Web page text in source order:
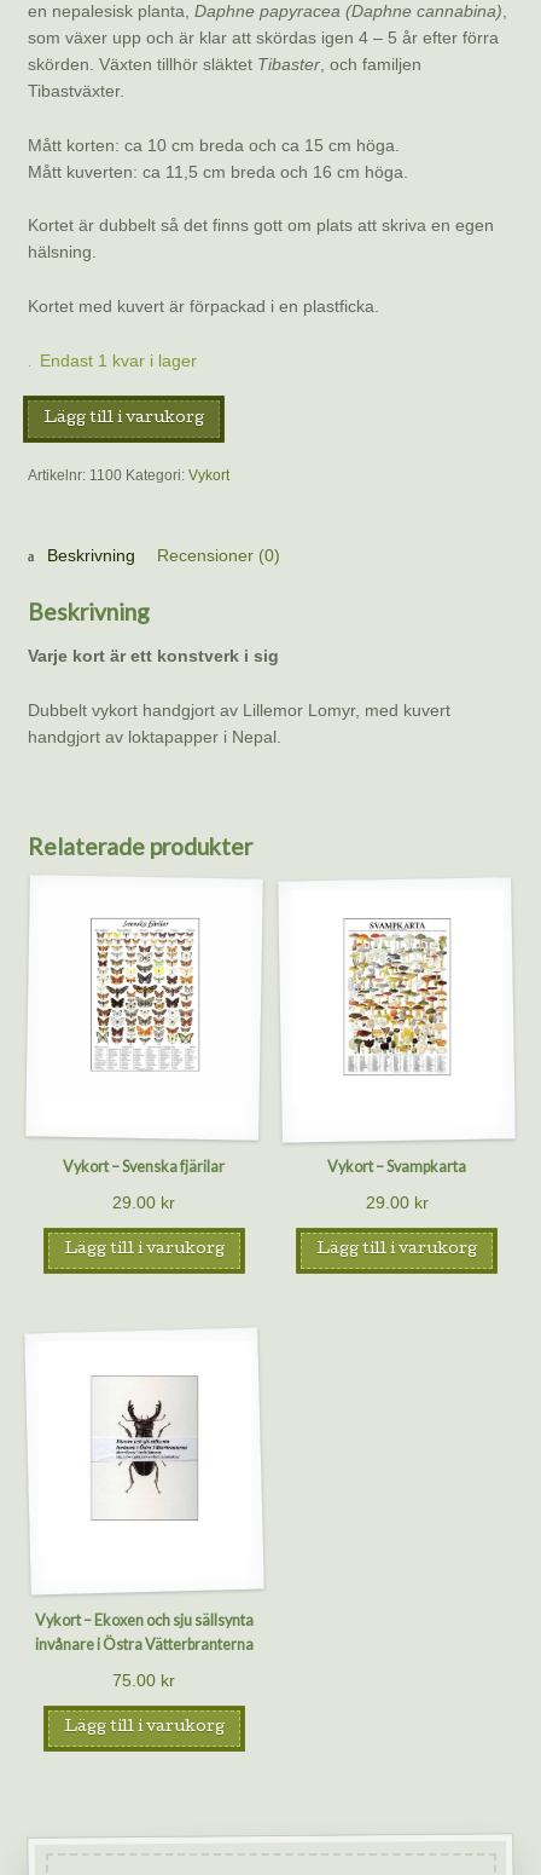
en nepalesisk planta, Daphne papyracea (Daphne cannabina)
som växer upp och är klar att skördas igen 4 – 5 år efter förra
skörden. Växten tillhör släktet Tibaster, och familjen
Tibastväxter.
Mått korten: ca 10 cm breda och ca 15 cm höga.
Mått kuverten: ca 11,5 cm breda och 16 cm höga.
Kortet är dubbelt så det finns gott om plats att skriva en egen
hälsning.
Kortet med kuvert är förpackad i en plastficka.
Endast 1 kvar i lager
Vykort
–
Två
Lillemor
mängd
Lägg till i varukorg
Artikelnr: 1100 Kategori: Vykort
Beskrivning Recensioner (0)
Beskrivning
Varje kort är ett konstverk i sig
Dubbelt vykort handgjort av Lillemor Lomyr, med kuvert
handgjort av loktapapper i Nepal.
Relaterade produkter
Vykort – Svenska fjärilar
29.00 kr
Lägg till i varukorg
Vykort – Svampkarta
29.00 kr
Lägg till i varukorg
Vykort – Ekoxen och sju sällsynta
invånare i Östra Vätterbranterna
75.00 kr
Lägg till i varukorg